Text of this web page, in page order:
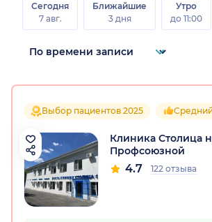
Сегодня
7 авг.
Ближайшие
3 дня
Утро
до 11:00
Выбор пациентов 2025
Клиника Столица
Профсоюзной
4.7 122 отзыва